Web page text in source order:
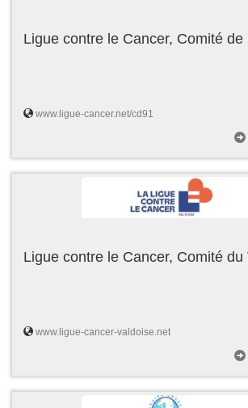
Ligue contre le Cancer, Comité de
www.ligue-cancer.net/cd91
Ligue contre le Cancer, Comité du
www.ligue-cancer-valdoise.net